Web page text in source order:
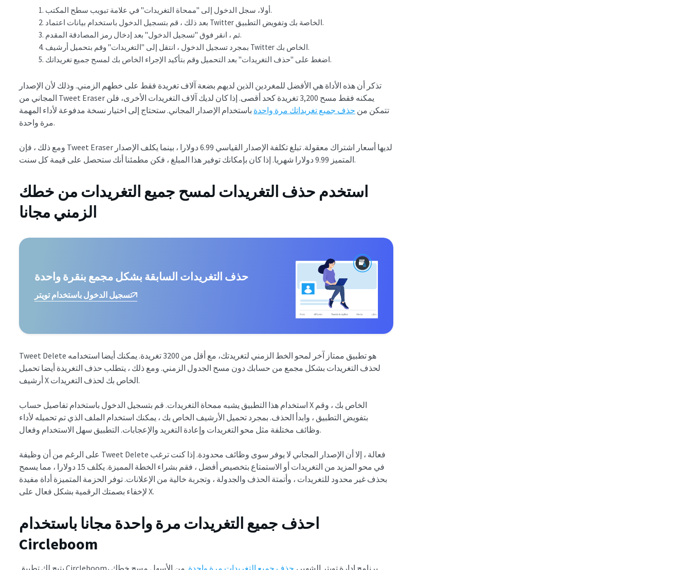
أولا، سجل الدخول إلى "ممحاة التغريدات" في علامة تبويب سطح المكتب.
بعد ذلك ، قم بتسجيل الدخول باستخدام بيانات اعتماد Twitter الخاصة بك وتفويض التطبيق.
ثم ، انقر فوق "تسجيل الدخول" بعد إدخال رمز المصادقة المقدم.
بمجرد تسجيل الدخول ، انتقل إلى "التغريدات" وقم بتحميل أرشيف Twitter الخاص بك.
اضغط على "حذف التغريدات" بعد التحميل وقم بتأكيد الإجراء الخاص بك لمسح جميع تغريداتك.
تذكر أن هذه الأداة هي الأفضل للمغردين الذين لديهم بضعة آلاف تغريدة فقط على خطهم الزمني. وذلك لأن الإصدار
المجاني من Tweet Eraser يمكنه فقط مسح 3,200 تغريدة كحد أقصى. إذا كان لديك آلاف التغريدات الأخرى، فلن
تتمكن من حذف جميع تغريداتك مرة واحدة باستخدام الإصدار المجاني. ستحتاج إلى اختيار نسخة مدفوعة لأداء المهمة
مرة واحدة.
ومع ذلك ، فإن Tweet Eraser لديها أسعار اشتراك معقولة. تبلغ تكلفة الإصدار القياسي 6.99 دولارا ، بينما يكلف الإصدار
المتميز 9.99 دولارا شهريا. إذا كان بإمكانك توفير هذا المبلغ ، فكن مطمئنا أنك ستحصل على قيمة كل سنت.
استخدم حذف التغريدات لمسح جميع التغريدات من خطك
الزمني مجانا
حذف التغريدات السابقة بشكل مجمع بنقرة واحدة
تسجيل الدخول باستخدام تويتر
Tweet Delete هو تطبيق ممتاز آخر لمحو الخط الزمني لتغريدتك، مع أقل من 3200 تغريدة. يمكنك أيضا استخدامه
لحذف التغريدات بشكل مجمع من حسابك دون مسح الجدول الزمني. ومع ذلك ، يتطلب حذف التغريدة أيضا تحميل
أرشيف X الخاص بك لحذف التغريدات.
استخدام هذا التطبيق يشبه ممحاة التغريدات. قم بتسجيل الدخول باستخدام تفاصيل حساب X الخاص بك ، وقم
بتفويض التطبيق ، وابدأ الحذف. بمجرد تحميل الأرشيف الخاص بك ، يمكنك استخدام الملف الذي تم تحميله لأداء
وظائف مختلفة مثل محو التغريدات وإعادة التغريد والإعجابات. التطبيق سهل الاستخدام وفعال.
على الرغم من أن وظيفة Tweet Delete فعالة ، إلا أن الإصدار المجاني لا يوفر سوى وظائف محدودة. إذا كنت ترغب
في محو المزيد من التغريدات أو الاستمتاع بتخصيص أفضل ، فقم بشراء الخطة المميزة. يكلف 15 دولارا ، مما يسمح
بحذف غير محدود للتغريدات ، وأتمتة الحذف والجدولة ، وتجربة خالية من الإعلانات. توفر الحزمة المتميزة أداة مفيدة
لإخفاء بصمتك الرقمية بشكل فعال على X.
احذف جميع التغريدات مرة واحدة مجانا باستخدام
Circleboom
يتيح لك تطبيق Circleboom، برنامج إدارة تويتر الشهير، حذف جميع التغريدات مرة واحدة . من الأسهل مسح خطك